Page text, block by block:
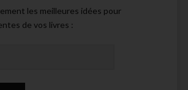
les meilleures idées pour
de vos livres :